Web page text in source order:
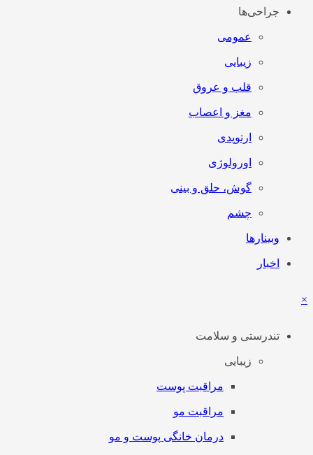
جراحی‌ها
عمومی
زیبایی
قلب و عروق
مغز و اعصاب
ارتوپدی
اورولوژی
گوش، حلق و بینی
چشم
وبینارها
اخبار
×
تندرستی و سلامت
زیبایی
مراقبت پوست
مراقبت مو
درمان خانگی پوست و مو